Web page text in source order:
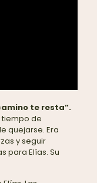
te resta”.
tiempo de
quejarse. Era
y seguir
para Elías. Su